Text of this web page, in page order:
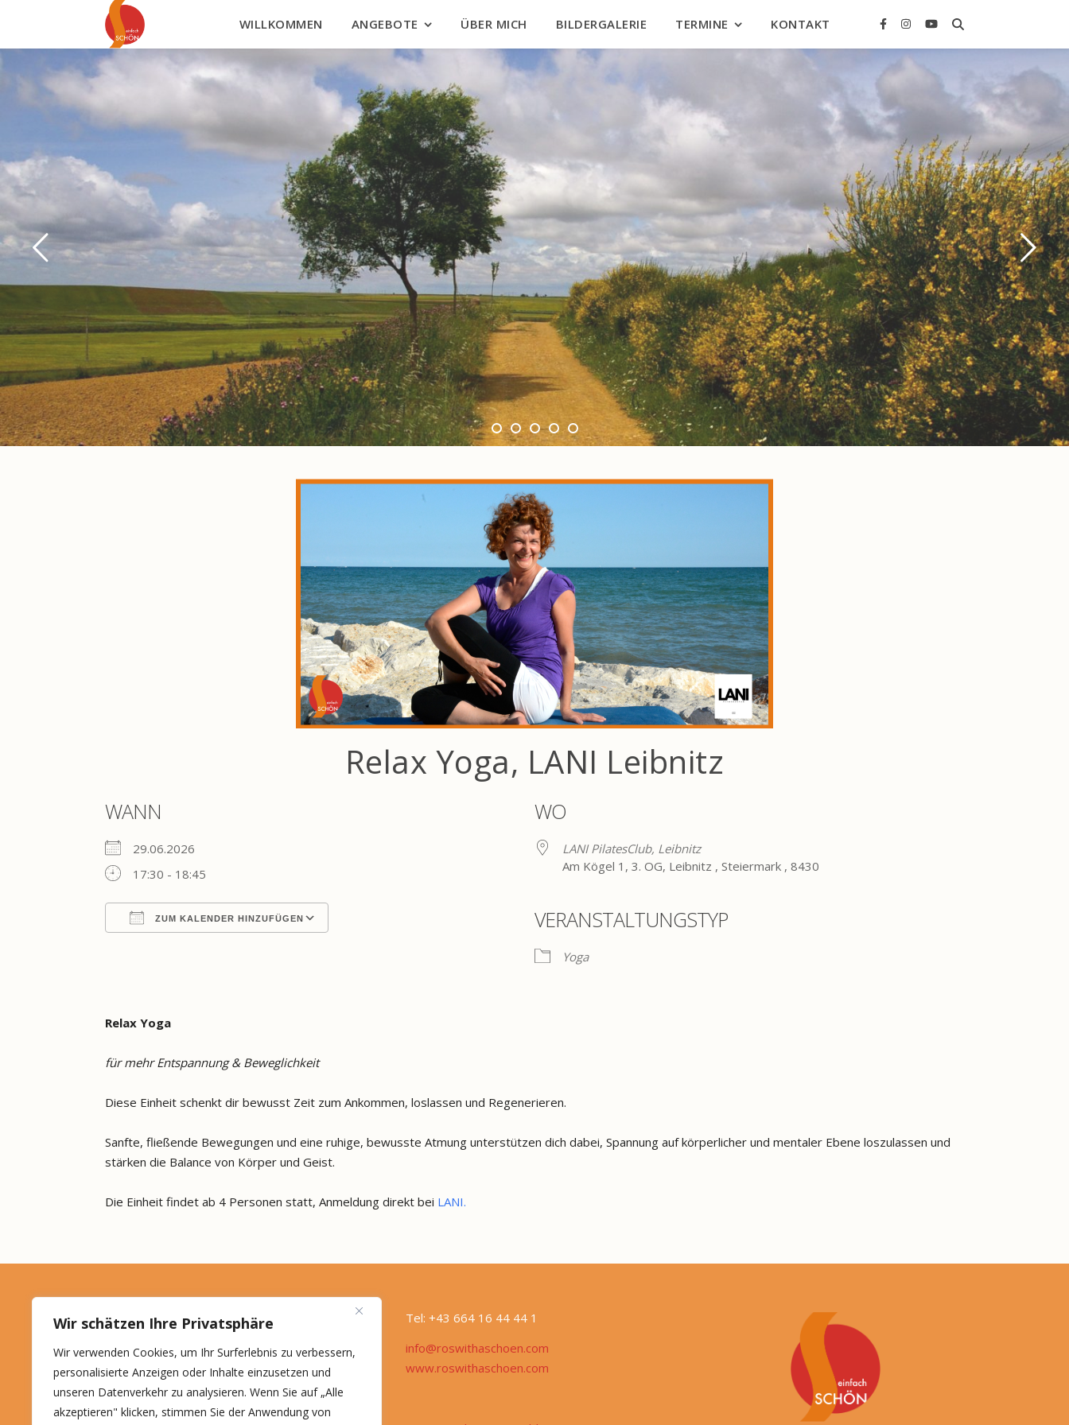
Wir schätzen Ihre Privatsphäre
Wir verwenden Cookies, um Ihr Surferlebnis zu verbessern,
personalisierte Anzeigen oder Inhalte einzusetzen und
unseren Datenverkehr zu analysieren. Wenn Sie auf „Alle
akzeptieren" klicken, stimmen Sie der Anwendung von
WILLKOMMEN ANGEBOTE ÜBER MICH BILDERGALERIE TERMINE KONTAKT
Relax Yoga, LANI Leibnitz
WANN
29.06.2026
17:30 - 18:45
ZUM KALENDER HINZUFÜGEN
iCalendar
WO
LANI PilatesClub, Leibnitz
Am Kögel 1, 3. OG, Leibnitz , Steiermark , 8430
VERANSTALTUNGSTYP
Yoga
Relax Yoga
für mehr Entspannung & Beweglichkeit
Diese Einheit schenkt dir bewusst Zeit zum Ankommen, loslassen und Regenerieren.
Sanfte, fließende Bewegungen und eine ruhige, bewusste Atmung unterstützen dich dabei, Spannung auf körperlicher und mentaler Ebene loszulassen und
stärken die Balance von Körper und Geist.
Die Einheit findet ab 4 Personen statt, Anmeldung direkt bei LANI.
Roswitha Schön
Ein Kraftplatzl für Körper
und Seele
Tel: +43 664 16 44 44 1
info@roswithaschoen.com
www.roswithaschoen.com